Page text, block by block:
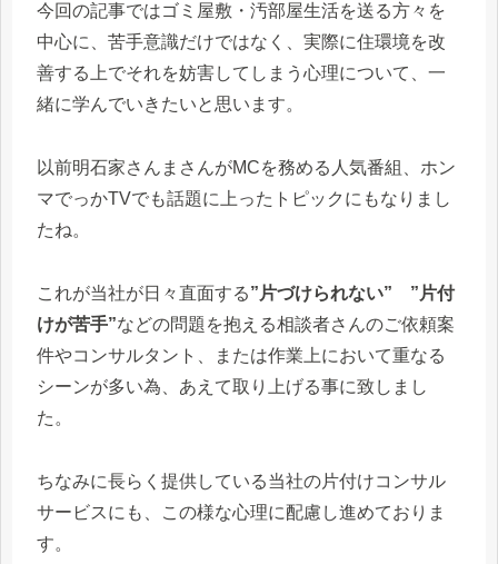
今回の記事ではゴミ屋敷・汚部屋生活を送る方々を
中心に、苦手意識だけではなく、実際に住環境を改
善する上でそれを妨害してしまう心理について、一
緒に学んでいきたいと思います。
以前明石家さんまさんがMCを務める人気番組、ホン
マでっかTVでも話題に上ったトピックにもなりまし
たね。
これが当社が日々直面する”片づけられない”
”片付
けが苦手”などの問題を抱える相談者さんのご依頼案
件やコンサルタント、または作業上において重なる
シーンが多い為、あえて取り上げる事に致しまし
た。
ちなみに長らく提供している当社の片付けコンサル
サービスにも、この様な心理に配慮し進めておりま
す。